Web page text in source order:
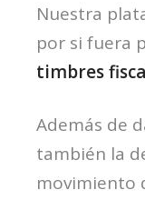
Nuestra
por si fuera
timbres
Además de
también la
movimiento